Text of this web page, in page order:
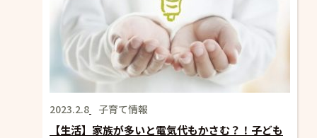
2023.2.8 子育て情報
【生活】家族が多いと電気代もかさむ？！子ども